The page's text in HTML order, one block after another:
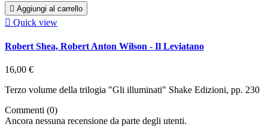
 Aggiungi al carrello
 Quick view
Robert Shea, Robert Anton Wilson - Il Leviatano
16,00 €
Terzo volume della trilogia "Gli illuminati" Shake Edizioni, pp. 230
Commenti (0)
Ancora nessuna recensione da parte degli utenti.